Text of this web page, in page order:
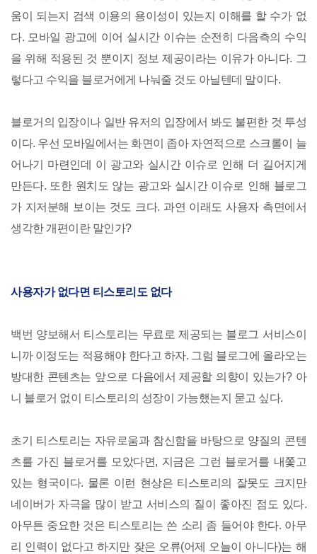
움이 되는지 검색 이용의 용이성이 있는지 이해를 할 수가 없
다. 모바일 광고에 이어 실시간 이슈는 순전히 다음측의 수익
을 위해 적용된 것 뿐이지 정보 제공이라는 이유가 아니다. 그
렇다고 수익을 블로거에게 나눠줄 것도 아닐텐데 말이다.
블로거의 입장이나 일반 유저의 입장에서 봐도 불편한 것 투성
이다. 우선 모바일에서는 화면이 좁아 자연적으로 스크롤이 늘
어나기 마련인데 이 광고와 실시간 이슈로 인해 더 길어지게
만든다. 또한 원치도 않는 광고와 실시간 이슈로 인해 블로그
가 지저분해 보이는 것도 크다. 과연 이래도 사용자 측면에서
생각한 개편이란 말인가?
사용자가 없다면 티스토리도 없다
백번 양보해서 티스토리는 무료로 제공되는 블로그 서비스이
니까 이정도는 적용해야 한다고 하자. 그럼 블로그에 올라오는
방대한 콘텐츠는 앞으로 다음에서 제공할 의향이 있는가? 아
니 블로거 없이 티스토리의 성장이 가능했는지 묻고 싶다.
초기 티스토리는 자유로움과 참신함을 바탕으로 양질의 콘텐
츠를 가진 블로거를 모았다면, 지금은 그런 블로거를 내쫓고
있는 형국이다. 물론 이런 현상은 티스토리의 잘못도 크지만
네이버가 자극을 많이 받고 서비스의 질이 좋아진 점도 있다.
아무튼 중요한 것은 티스토리는 쓴 소리 좀 들어야 한다. 아무
리 인력이 없다고 하지만 잦은 오류(어제 오늘이 아니다)는 해